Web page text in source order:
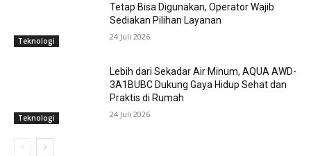
Teknologi
Tetap Bisa Digunakan, Operator Wajib
Sediakan Pilihan Layanan
24 Juli 2026
Teknologi
Lebih dari Sekadar Air Minum, AQUA AWD-
3A1BUBC Dukung Gaya Hidup Sehat dan
Praktis di Rumah
24 Juli 2026